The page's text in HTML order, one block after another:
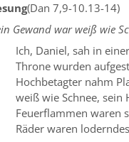
(Dan 7,9-10.13-14)
Gewand war weiß wie
Ich, Daniel, sah in
Throne wurden
Hochbetagter nahm
weiß wie Schnee, sein
Feuerflammen waren
Räder waren